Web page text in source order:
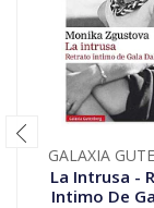
GALAXIA
La Intrusa -
Intimo De